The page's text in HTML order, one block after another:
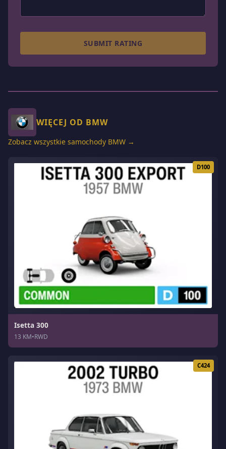
SUBMIT RATING
WIĘCEJ OD BMW
Zobacz wszystkie samochody BMW →
D100
Isetta 300
13 KM•RWD
C424